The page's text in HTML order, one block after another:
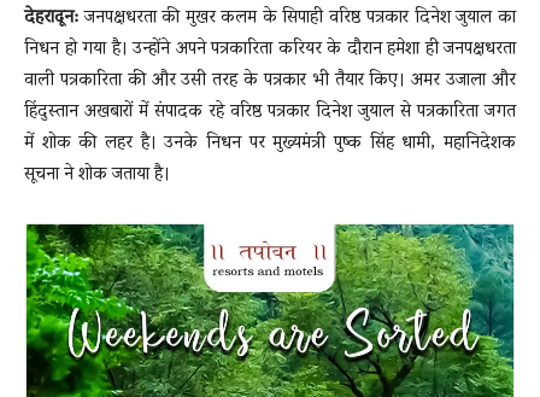
देहरादून:जनपक्षधरता की मुखर कलम के सिपाही वरिष्ठ पत्रकार दिनेश जुयाल का
निधन हो गया है। उन्होंने अपने पत्रकारिता करियर के दौरान हमेशा ही जनपक्षधरता
वाली पत्रकारिता की और उसी तरह के पत्रकार भी तैयार किए। अमर उजाला और
हिंदुस्तान अखबारों में संपादक रहे वरिष्ठ पत्रकार दिनेश जुयाल से पत्रकारिता जगत
में शोक की लहर है। उनके निधन पर मुख्यमंत्री पुष्क सिंह धामी, महानिदेशक
सूचना ने शोक जताया है।